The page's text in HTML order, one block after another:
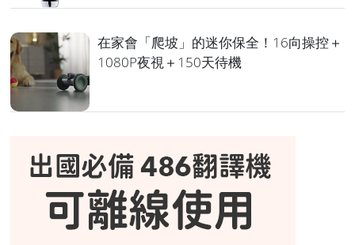
在家會「爬坡」的迷你保全！16向操控＋
1080P夜視＋150天待機